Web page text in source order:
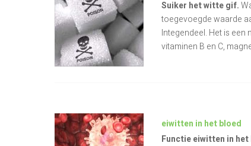
Suiker het witte gif.
toegevoegde waarde
Integendeel. Het is
vitaminen B en C,
eiwitten in het bloed
Functie eiwitten in het